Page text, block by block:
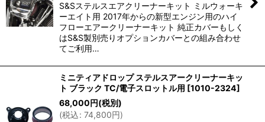
S&Sステルスエアクリーナーキット ミルウォーキ
ーエイト用 2017年からの新型エンジン用のハイ
フローエアークリーナーキット 純正カバーもしく
はS&S製別売りオプションカバーとの組み合わせ
てご利用…
ミニティアドロップ ステルスアークリーナーキッ
ト ブラック TC/電子スロットル用 [1010-2324]
68,000円(税別)
(税込: 74,800円)